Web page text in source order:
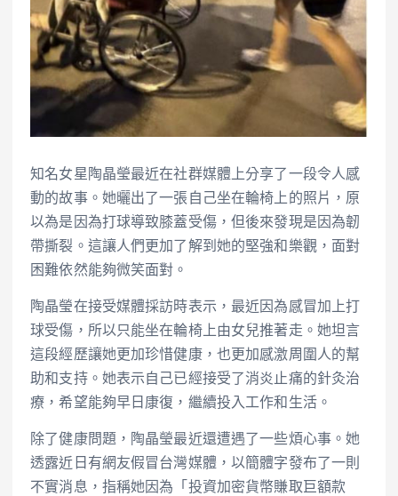
知名女星陶晶瑩最近在社群媒體上分享了一段令人感
動的故事。她曬出了一張自己坐在輪椅上的照片，原
以為是因為打球導致膝蓋受傷，但後來發現是因為韌
帶撕裂。這讓人們更加了解到她的堅強和樂觀，面對
困難依然能夠微笑面對。
陶晶瑩在接受媒體採訪時表示，最近因為感冒加上打
球受傷，所以只能坐在輪椅上由女兒推著走。她坦言
這段經歷讓她更加珍惜健康，也更加感激周圍人的幫
助和支持。她表示自己已經接受了消炎止痛的針灸治
療，希望能夠早日康復，繼續投入工作和生活。
除了健康問題，陶晶瑩最近還遭遇了一些煩心事。她
透露近日有網友假冒台灣媒體，以簡體字發布了一則
不實消息，指稱她因為「投資加密貨幣賺取巨額款